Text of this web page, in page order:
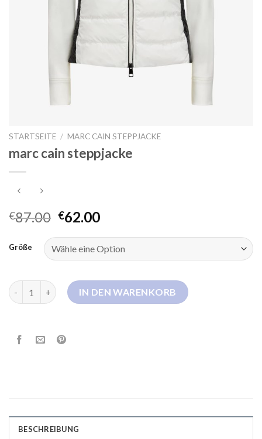
STARTSEITE / MARC CAIN STEPPJACKE
marc cain steppjacke
€87.00 €62.00
Größe
marc cain steppjacke MengeIN DEN WARENKORB
BESCHREIBUNG